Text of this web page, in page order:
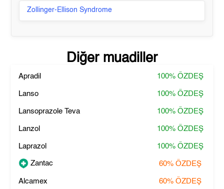
Zollinger-Ellison Syndrome
Diğer muadiller
Apradil 100% ÖZDEŞ
Lanso 100% ÖZDEŞ
Lansoprazole Teva 100% ÖZDEŞ
Lanzol 100% ÖZDEŞ
Laprazol 100% ÖZDEŞ
Zantac 60% ÖZDEŞ
Alcamex 60% ÖZDEŞ